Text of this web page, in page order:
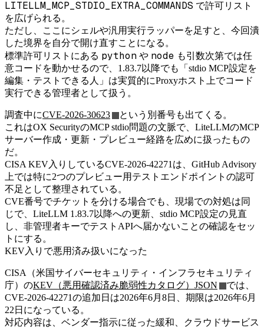
LITELLM_MCP_STDIO_EXTRA_COMMANDS で許可リスト
を広げられる。
ただし、ここにシェルや汎用実行ラッパーを足すと、今回潰
した境界を自分で開け直すことになる。
標準許可リストにある python や node も引数次第では任
意コードを動かせるので、1.83.7以降でも「stdio MCP設定を
編集・テストできる人」は実質的にProxyホスト上でコード
実行できる管理者として扱う。
調査中にCVE-2026-30623
という別番号も出てくる。
これはOX SecurityのMCP stdio問題の文脈で、LiteLLMのMCP
サーバー作成・更新・プレビュー経路を広めに扱ったもの
だ。
CISA KEV入りしているCVE-2026-42271は、GitHub Advisory
上では特に2つのプレビュー用テストエンドポイントの認可
不足として整理されている。
CVE番号でチケットを分ける場合でも、現場での対処は同
じで、LiteLLM 1.83.7以降への更新、stdio MCP設定の見直
し、非管理者キーでテストAPIへ届かないことの確認をセッ
トにする。
KEV入りで悪用済み扱いになった
CISA（米国サイバーセキュリティ・インフラセキュリティ
庁）のKEV（悪用確認済み脆弱性カタログ）JSON
では、
CVE-2026-42271の追加日は2026年6月8日、期限は2026年6月
22日になっている。
対応内容は、ベンダー指示に従った緩和、クラウドサービス